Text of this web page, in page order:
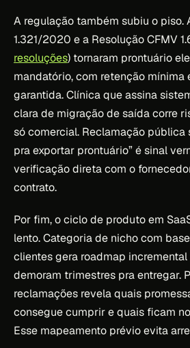
A regulação também subiu o piso.
1.321/2020 e a Resolução CFMV
resoluções) tornaram prontuário
mandatório, com retenção mínima
garantida. Clínica que assina
clara de migração de saída corre
só comercial. Reclamação pública
pra exportar prontuário” é sinal
verificação direta com o
contrato.
Por fim, o ciclo de produto em
lento. Categoria de nicho com
clientes gera roadmap
demoram trimestres pra entregar.
reclamações revela quais
consegue cumprir e quais ficam
Esse mapeamento prévio evita